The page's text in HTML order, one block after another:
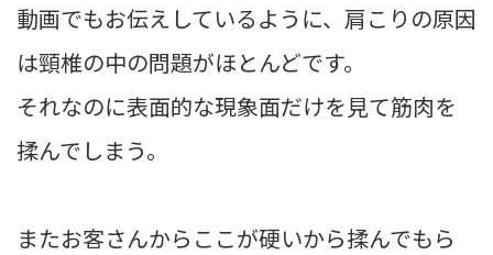
動画でもお伝えしているように、肩こりの原因
は頸椎の中の問題がほとんどです。
それなのに表面的な現象面だけを見て筋肉を
揉んでしまう。
またお客さんからここが硬いから揉んでもら